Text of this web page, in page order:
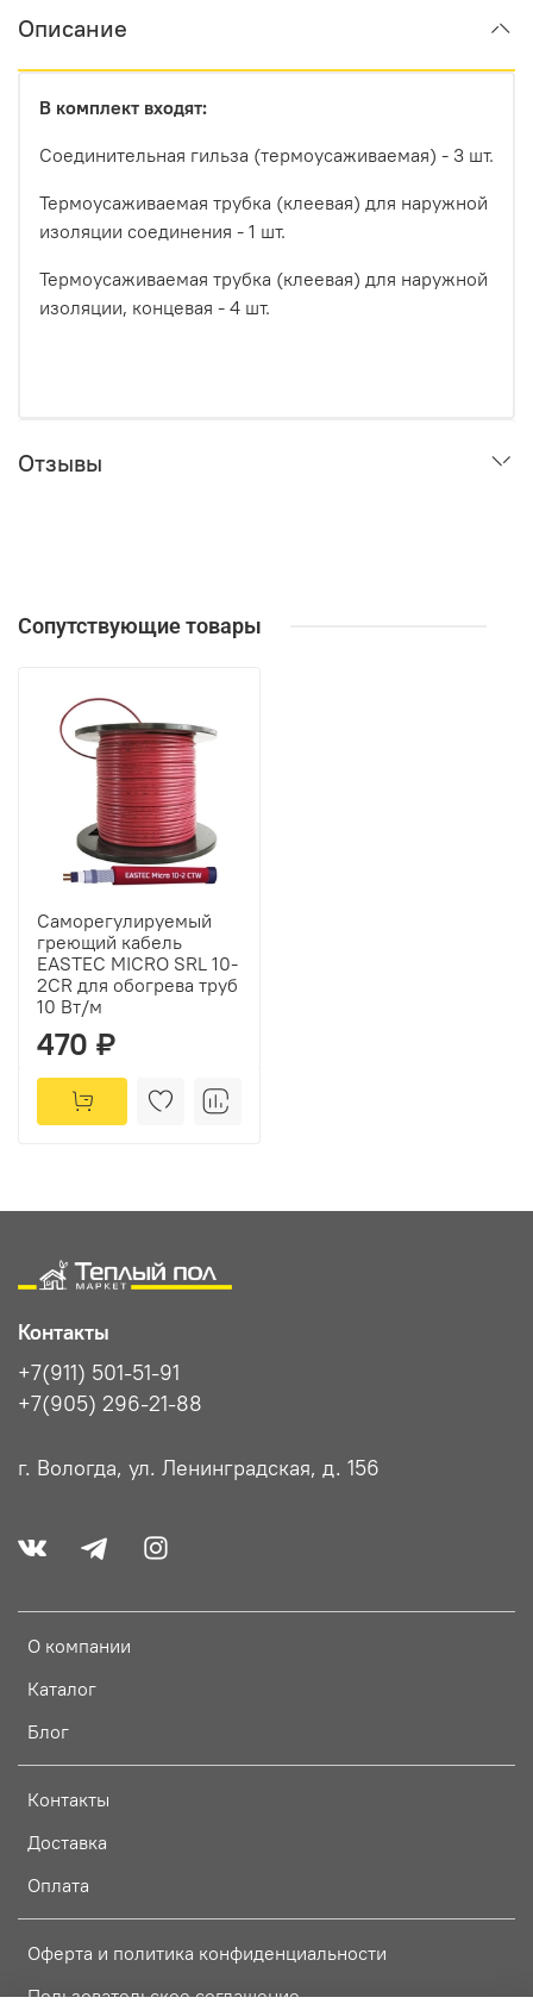
Описание
В комплект входят:
Соединительная гильза (термоусаживаемая) - 3 шт.
Термоусаживаемая трубка (клеевая) для наружной
изоляции соединения - 1 шт.
Термоусаживаемая трубка (клеевая) для наружной
изоляции, концевая - 4 шт.
Отзывы
Сопутствующие товары
Саморегулируемый
греющий кабель
EASTEC MICRO SRL 10-
2CR для обогрева труб
10 Вт/м
470 ₽
О компании
Каталог
Блог
Контакты
Доставка
Оплата
Оферта и политика конфиденциальности
Пользовательское соглашение
Контакты
+7(911) 501-51-91
+7(905) 296-21-88
г. Вологда, ул. Ленинградская, д. 156